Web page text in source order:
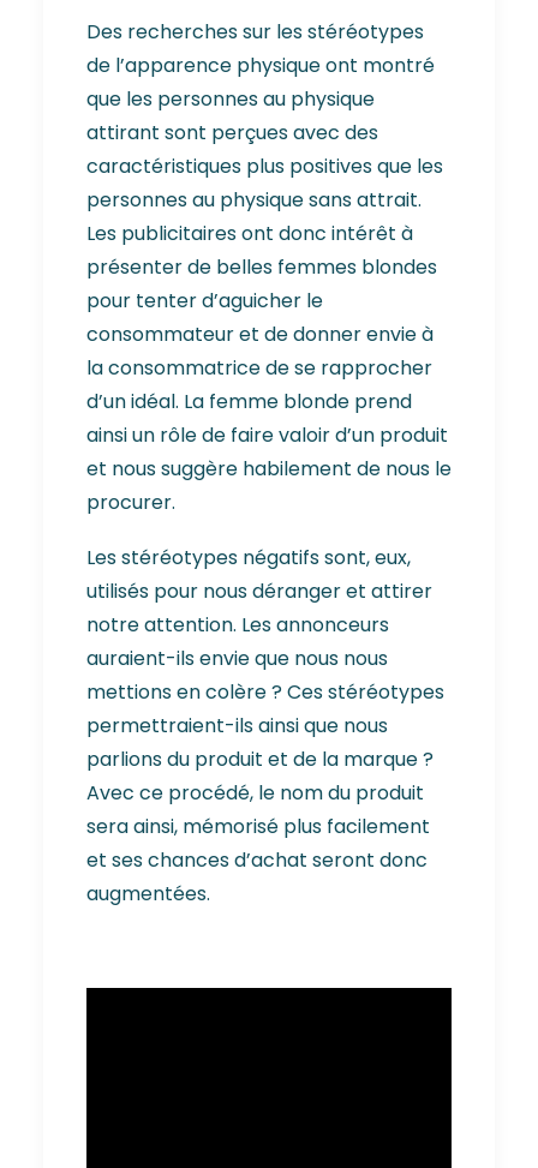
Des recherches sur les stéréotypes
de l’apparence physique ont montré
que les personnes au physique
attirant sont perçues avec des
caractéristiques plus positives que les
personnes au physique sans attrait.
Les publicitaires ont donc intérêt à
présenter de belles femmes blondes
pour tenter d’aguicher le
consommateur et de donner envie à
la consommatrice de se rapprocher
d’un idéal. La femme blonde prend
ainsi un rôle de faire valoir d’un produit
et nous suggère habilement de nous le
procurer.
Les stéréotypes négatifs sont, eux,
utilisés pour nous déranger et attirer
notre attention. Les annonceurs
auraient-ils envie que nous nous
mettions en colère ? Ces stéréotypes
permettraient-ils ainsi que nous
parlions du produit et de la marque ?
Avec ce procédé, le nom du produit
sera ainsi, mémorisé plus facilement
et ses chances d’achat seront donc
augmentées.